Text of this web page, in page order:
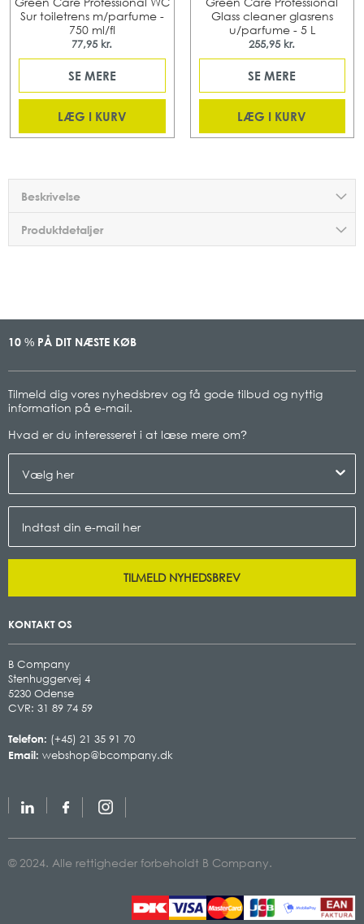
Sur toiletrens m/parfume -
750 ml/fl
77,95 kr.
SE MERE
LÆG I KURV
Glass cleaner glasrens
u/parfume - 5 L
255,95 kr.
SE MERE
LÆG I KURV
Beskrivelse
Produktdetaljer
10 % PÅ DIT NÆSTE KØB
Tilmeld dig vores nyhedsbrev og få gode tilbud og nyttig
information på e-mail.
Hvad er du interesseret i at læse mere om?
TILMELD NYHEDSBREV
KONTAKT OS
B Company
Stenhuggervej 4
5230 Odense
CVR: 31 89 74 59
Telefon: (+45) 21 35 91 70
Email: webshop@bcompany.dk
© 2024. Alle rettigheder forbeholdt B Company.